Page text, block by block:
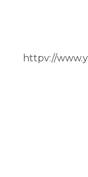
httpv://